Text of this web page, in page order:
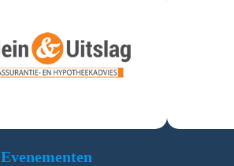
Evenementen